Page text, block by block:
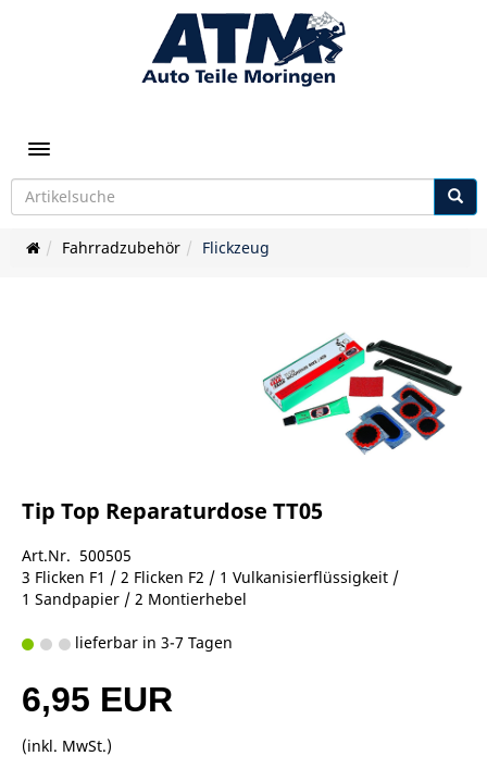
Toggle navigation
Fahrradzubehör Flickzeug
Tip Top Reparaturdose TT05
Art.Nr. 500505
3 Flicken F1 / 2 Flicken F2 / 1 Vulkanisierflüssigkeit /
1 Sandpapier / 2 Montierhebel
lieferbar in 3-7 Tagen
6,95 EUR
(inkl. MwSt.)